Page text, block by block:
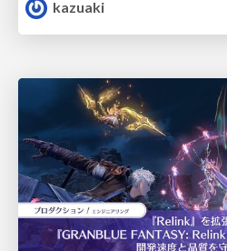
kazuaki